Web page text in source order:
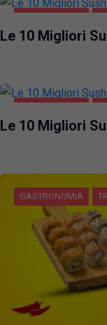
Le 10 Migliori
Le 10 Migliori
GASTRONOMIA